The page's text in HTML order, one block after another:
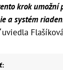
krok umožní
a systém
uviedla